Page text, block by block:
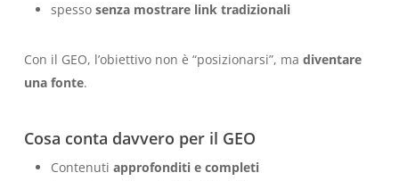
spesso senza mostrare link tradizionali
Con il GEO, l’obiettivo non è “posizionarsi”, ma diventare
una fonte.
Cosa conta davvero per il GEO
Contenuti approfonditi e completi